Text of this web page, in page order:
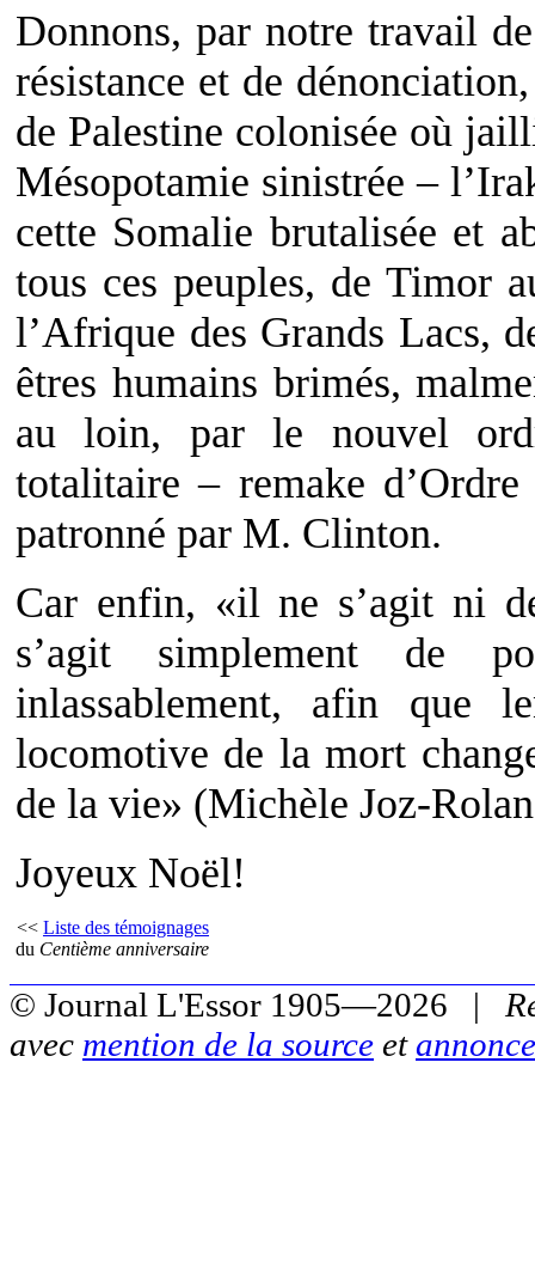
Donnons, par notre travail
résistance et de
de Palestine colonisée où
Mésopotamie sinistrée –
cette Somalie brutalisée et
tous ces peuples, de Timor
l’Afrique des Grands Lacs,
êtres humains brimés,
au loin, par le nouvel
totalitaire – remake
patronné par M. Clinton.
Car enfin, «il ne s’agit ni
s’agit simplement de
inlassablement, afin que
locomotive de la mort
de la vie» (Michèle Joz-
Joyeux Noël!
<< Liste des témoignages
du Centième anniversaire
© Journal L'Essor 1905—2026 |
avec mention de la source et